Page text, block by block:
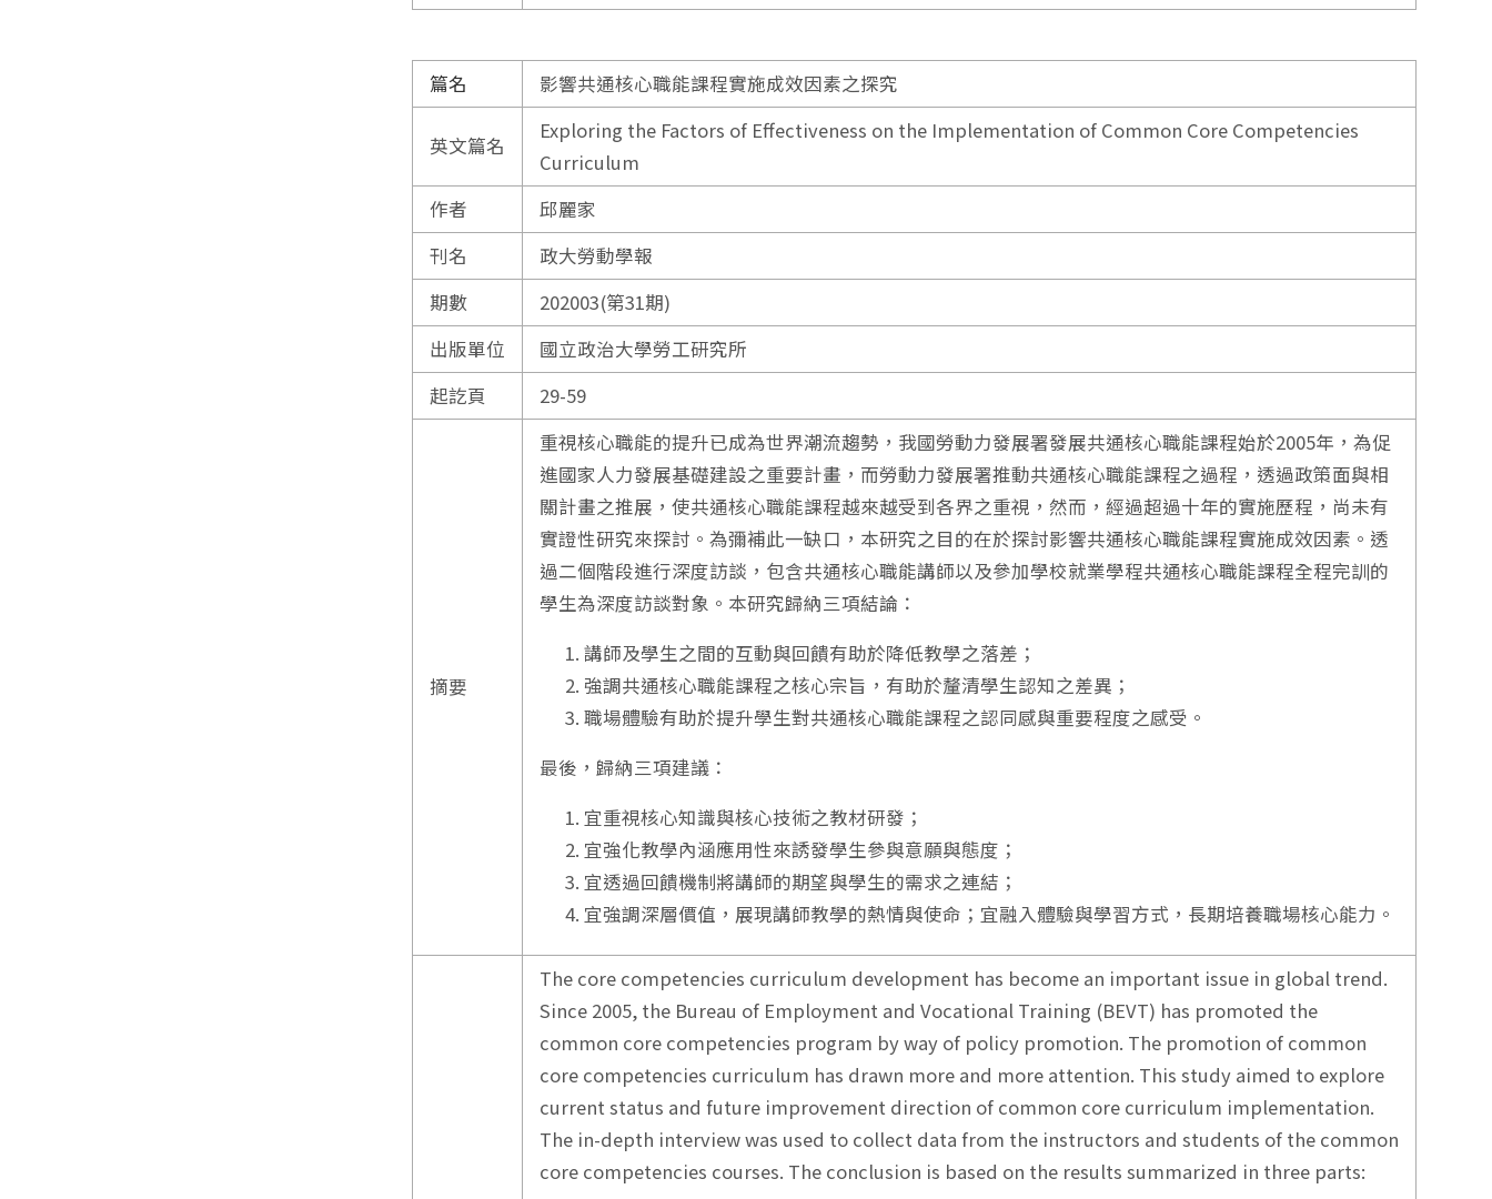
篇名 影響共通核心職能課程實施成效因素之探究
英文篇名
Exploring the Factors of Effectiveness on the Implementation of Common Core Competencies
Curriculum
作者
邱麗家
刊名
政大勞動學報
期數
202003(第31期)
出版單位
國立政治大學勞工研究所
起訖頁
29-59
摘要
重視核心職能的提升已成為世界潮流趨勢，我國勞動力發展署發展共通核心職能課程始於2005年，為促
進國家人力發展基礎建設之重要計畫，而勞動力發展署推動共通核心職能課程之過程，透過政策面與相
關計畫之推展，使共通核心職能課程越來越受到各界之重視，然而，經過超過十年的實施歷程，尚未有
實證性研究來探討。為彌補此一缺口，本研究之目的在於探討影響共通核心職能課程實施成效因素。透
過二個階段進行深度訪談，包含共通核心職能講師以及參加學校就業學程共通核心職能課程全程完訓的
學生為深度訪談對象。本研究歸納三項結論：
講師及學生之間的互動與回饋有助於降低教學之落差；
強調共通核心職能課程之核心宗旨，有助於釐清學生認知之差異；
職場體驗有助於提升學生對共通核心職能課程之認同感與重要程度之感受。
最後，歸納三項建議：
宜重視核心知識與核心技術之教材研發；
宜強化教學內涵應用性來誘發學生參與意願與態度；
宜透過回饋機制將講師的期望與學生的需求之連結；
宜強調深層價值，展現講師教學的熱情與使命；宜融入體驗與學習方式，長期培養職場核心能力。
The core competencies curriculum development has become an important issue in global trend.
Since 2005, the Bureau of Employment and Vocational Training (BEVT) has promoted the
common core competencies program by way of policy promotion. The promotion of common
core competencies curriculum has drawn more and more attention. This study aimed to explore
current status and future improvement direction of common core curriculum implementation.
The in-depth interview was used to collect data from the instructors and students of the common
core competencies courses. The conclusion is based on the results summarized in three parts: